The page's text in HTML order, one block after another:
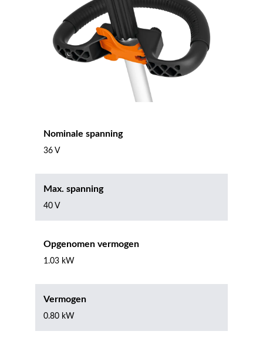
Nominale spanning
36 V
Max. spanning
40 V
Opgenomen vermogen
1.03 kW
Vermogen
0.80 kW